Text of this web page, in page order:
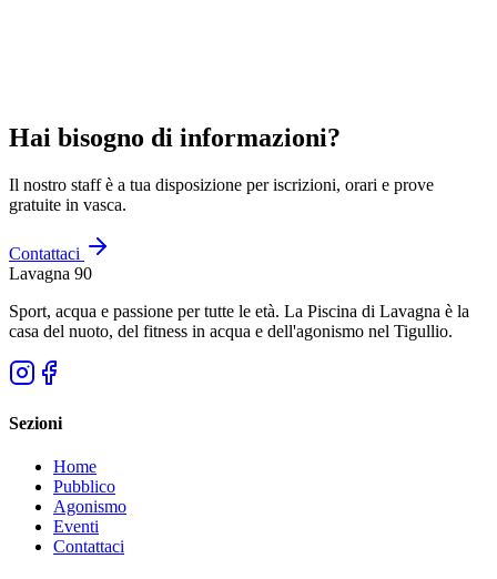
Hai bisogno di informazioni?
Il nostro staff è a tua disposizione per iscrizioni, orari e prove
gratuite in vasca.
Contattaci
Lavagna 90
Sport, acqua e passione per tutte le età. La Piscina di Lavagna è la
casa del nuoto, del fitness in acqua e dell'agonismo nel Tigullio.
Sezioni
Home
Pubblico
Agonismo
Eventi
Contattaci